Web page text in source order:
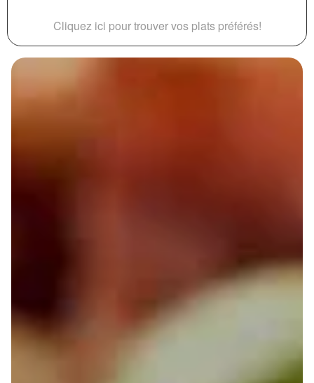
Cliquez ici pour trouver vos plats préférés!